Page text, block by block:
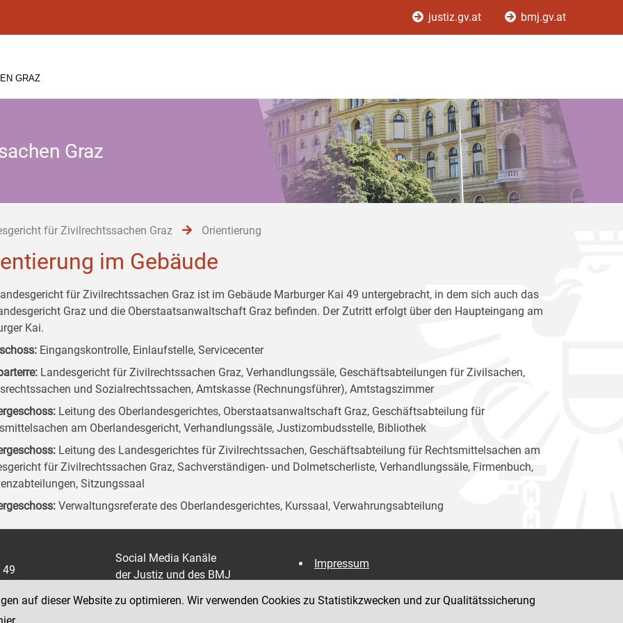
justiz.gv.at bmj.gv.at
GRAZ
Graz
für Zivilrechtssachen Graz Orientierung
im Gebäude
für Zivilrechtssachen Graz ist im Gebäude Marburger Kai 49 untergebracht, in dem sich auch das
Graz und die Oberstaatsanwaltschaft Graz befinden. Der Zutritt erfolgt über den Haupteingang am
Kai.
Eingangskontrolle, Einlaufstelle, Servicecenter
Landesgericht für Zivilrechtssachen Graz, Verhandlungssäle, Geschäftsabteilungen für Zivilsachen,
und Sozialrechtssachen, Amtskasse (Rechnungsführer), Amtstagszimmer
Leitung des Oberlandesgerichtes, Oberstaatsanwaltschaft Graz, Geschäftsabteilung für
am Oberlandesgericht, Verhandlungssäle, Justizombudsstelle, Bibliothek
Leitung des Landesgerichtes für Zivilrechtssachen, Geschäftsabteilung für Rechtsmittelsachen am
für Zivilrechtssachen Graz, Sachverständigen- und Dolmetscherliste, Verhandlungssäle, Firmenbuch,
Sitzungssaal
Verwaltungsreferate des Oberlandesgerichtes, Kurssaal, Verwahrungsabteilung
49
8064-0 / FAX: 43
Social Media Kanäle
der Justiz und des BMJ
Impressum
Barrierefreiheit
auf dieser Website zu optimieren. Wir verwenden Cookies zu Statistikzwecken und zur Qualitätssicherung